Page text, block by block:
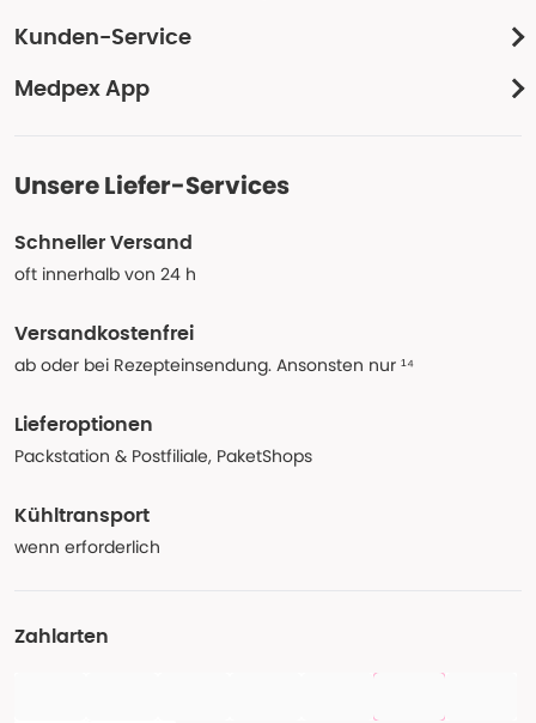
Kunden-Service
Medpex App
Unsere Liefer-Services
Schneller Versand
oft innerhalb von 24 h
Versandkostenfrei
ab oder bei Rezepteinsendung. Ansonsten nur ¹⁴
Lieferoptionen
Packstation & Postfiliale, PaketShops
Kühltransport
wenn erforderlich
Zahlarten